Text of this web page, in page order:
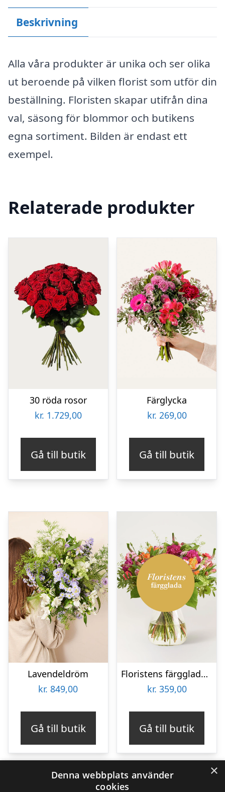
Beskrivning
Alla våra produkter är unika och ser olika
ut beroende på vilken florist som utför din
beställning. Floristen skapar utifrån dina
val, säsong för blommor och butikens
egna sortiment. Bilden är endast ett
exempel.
Relaterade produkter
30 röda rosor
kr. 1.729,00
Gå till butik
Färglycka
kr. 269,00
Gå till butik
Lavendeldröm
kr. 849,00
Gå till butik
Floristens färgglada bukett
kr. 359,00
Gå till butik
×
Denna webbplats använder
cookies